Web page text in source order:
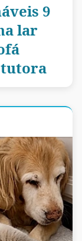
9
lar
tutora